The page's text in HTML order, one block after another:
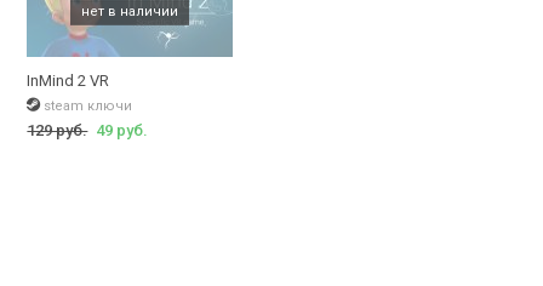
InMind 2 VR
steam ключи
129 руб. 49 руб.